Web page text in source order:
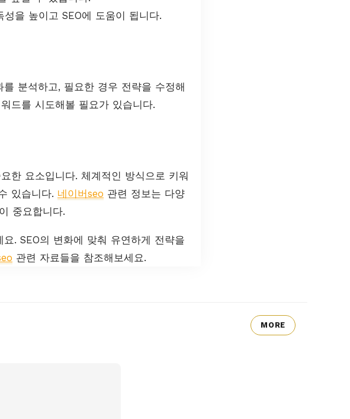
을 높이고 SEO에 도움이 됩니다.
분석하고, 필요한 경우 전략을 수정해
드를 시도해볼 필요가 있습니다.
한 요소입니다. 체계적인 방식으로 키워
있습니다. 네이버seo 관련 정보는 다양
중요합니다.
. SEO의 변화에 맞춰 유연하게 전략을
관련 자료들을 참조해보세요.
MORE